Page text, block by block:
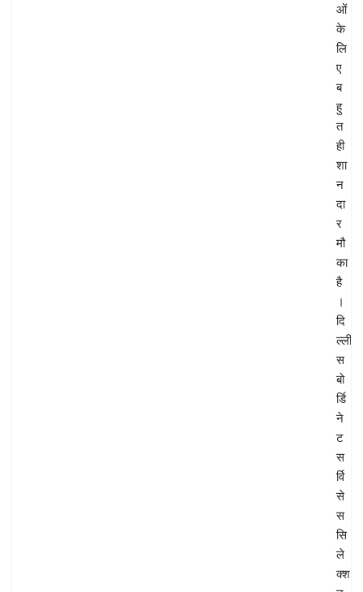
ओं
के
लि
ए
ब
हु
त
ही
शा
न
दा
र
मौ
का
है
।
दि
ल्ली
स
बो
र्डि
ने
ट
स
र्वि
से
स
सि
ले
क्श